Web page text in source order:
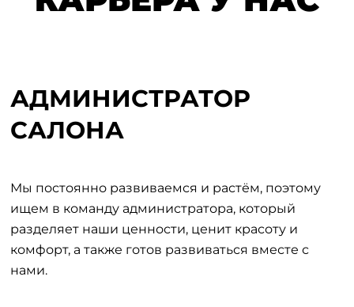
АДМИНИСТРАТОР
САЛОНА
Мы постоянно развиваемся и растём, поэтому
ищем в команду администратора, который
разделяет наши ценности, ценит красоту и
комфорт, а также готов развиваться вместе с
нами.